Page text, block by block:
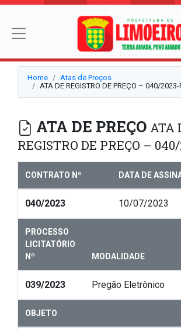
Home
Atas de Preços
ATA DE REGISTRO DE PREÇO – 040/
ATA DE PREÇO ATA
REGISTRO DE PREÇO –
CONTRATO Nº DATA DE
040/2023 10/07/2023
PROCESSO
LICITATÓRIO
Nº
MODALIDADE
039/2023 Pregão Eletrônico
OBJETO